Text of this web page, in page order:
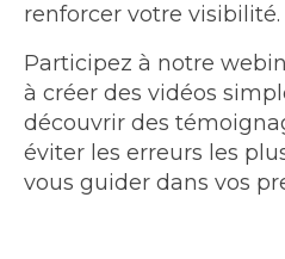
renforcer votre visibilité.
Participez à notre
à créer des vidéos
découvrir des
éviter les erreurs les
vous guider dans vos